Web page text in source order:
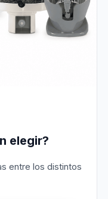
elegir?
entre los distintos